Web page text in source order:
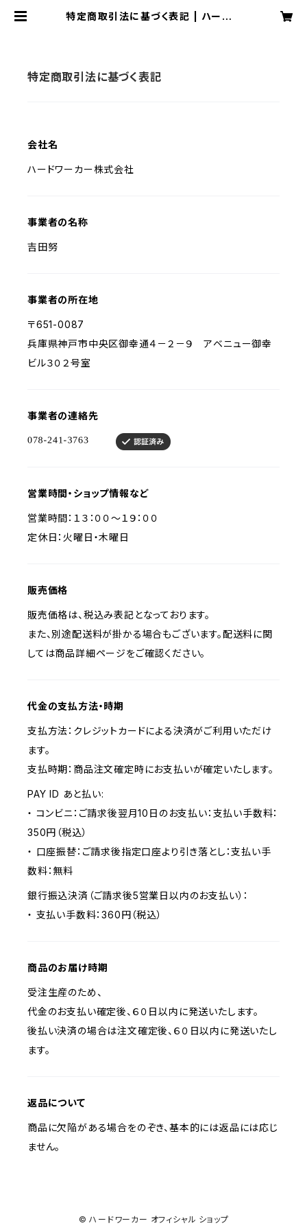
特定商取引法に基づく表記 | ハードワ
特定商取引法に基づく表記
会社名
ハードワーカー株式会社
事業者の名称
吉田努
事業者の所在地
〒651-0087
兵庫県神戸市中央区御幸通４－２－９ アベニュー御幸
ビル３０２号室
事業者の連絡先
営業時間・ショップ情報など
営業時間：１３：００～１９：００
定休日：火曜日・木曜日
販売価格
販売価格は、税込み表記となっております。
また、別途配送料が掛かる場合もございます。配送料に関
しては商品詳細ページをご確認ください。
代金の支払方法・時期
支払方法：クレジットカードによる決済がご利用いただけ
ます。
支払時期：商品注文確定時にお支払いが確定いたします。
PAY ID あと払い:
・ コンビニ：ご請求後翌月10日のお支払い：支払い手数料：
350円（税込）
・ 口座振替：ご請求後指定口座より引き落とし：支払い手
数料：無料
銀行振込決済（ご請求後5営業日以内のお支払い）：
・ 支払い手数料：360円（税込）
商品のお届け時期
受注生産のため、
代金のお支払い確定後、６０日以内に発送いたします。
後払い決済の場合は注文確定後、６０日以内に発送いたし
ます。
返品について
商品に欠陥がある場合をのぞき、基本的には返品には応じ
ません。
© ハードワーカー オフィシャル ショップ